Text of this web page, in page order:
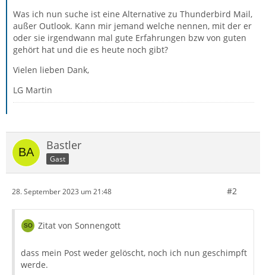
Was ich nun suche ist eine Alternative zu Thunderbird Mail,
außer Outlook. Kann mir jemand welche nennen, mit der er
oder sie irgendwann mal gute Erfahrungen bzw von guten
gehört hat und die es heute noch gibt?
Vielen lieben Dank,
LG Martin
Bastler
Gast
28. September 2023 um 21:48 #2
Zitat von Sonnengott
dass mein Post weder gelöscht, noch ich nun geschimpft
werde.